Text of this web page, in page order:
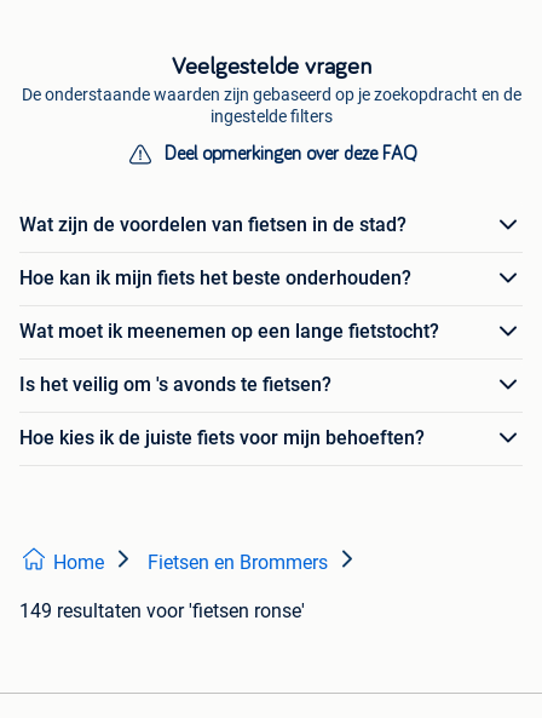
Veelgestelde vragen
De onderstaande waarden zijn gebaseerd op je zoekopdracht en de
ingestelde filters
Deel opmerkingen over deze FAQ
Wat zijn de voordelen van fietsen in de stad?
Hoe kan ik mijn fiets het beste onderhouden?
Wat moet ik meenemen op een lange fietstocht?
Is het veilig om 's avonds te fietsen?
Hoe kies ik de juiste fiets voor mijn behoeften?
Home Fietsen en Brommers
149 resultaten voor 'fietsen ronse'